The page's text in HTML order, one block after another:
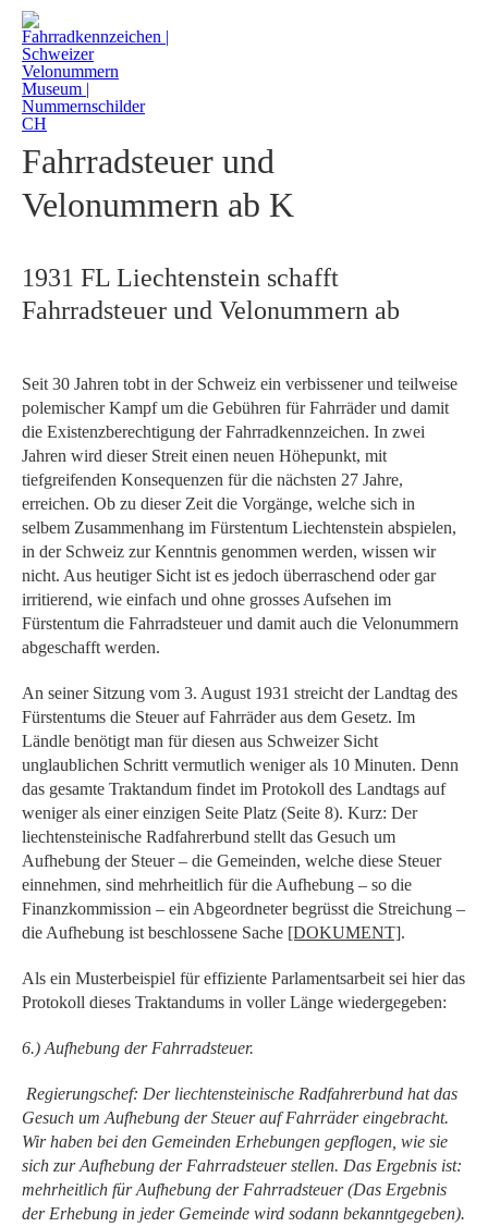
1931 FL Liechtenstein schafft
Fahrradsteuer und
Velonummern ab K
1931 FL Liechtenstein schafft
Fahrradsteuer und Velonummern ab
Seit 30 Jahren tobt in der Schweiz ein verbissener und teilweise
polemischer Kampf um die Gebühren für Fahrräder und damit
die Existenzberechtigung der Fahrradkennzeichen. In zwei
Jahren wird dieser Streit einen neuen Höhepunkt, mit
tiefgreifenden Konsequenzen für die nächsten 27 Jahre,
erreichen. Ob zu dieser Zeit die Vorgänge, welche sich in
selbem Zusammenhang im Fürstentum Liechtenstein abspielen,
in der Schweiz zur Kenntnis genommen werden, wissen wir
nicht. Aus heutiger Sicht ist es jedoch überraschend oder gar
irritierend, wie einfach und ohne grosses Aufsehen im
Fürstentum die Fahrradsteuer und damit auch die Velonummern
abgeschafft werden.
An seiner Sitzung vom 3. August 1931 streicht der Landtag des
Fürstentums die Steuer auf Fahrräder aus dem Gesetz. Im
Ländle benötigt man für diesen aus Schweizer Sicht
unglaublichen Schritt vermutlich weniger als 10 Minuten. Denn
das gesamte Traktandum findet im Protokoll des Landtags auf
weniger als einer einzigen Seite Platz (Seite 8). Kurz: Der
liechtensteinische Radfahrerbund stellt das Gesuch um
Aufhebung der Steuer – die Gemeinden, welche diese Steuer
einnehmen, sind mehrheitlich für die Aufhebung – so die
Finanzkommission – ein Abgeordneter begrüsst die Streichung –
die Aufhebung ist beschlossene Sache [DOKUMENT].
Als ein Musterbeispiel für effiziente Parlamentsarbeit sei hier das
Protokoll dieses Traktandums in voller Länge wiedergegeben:
6.) Aufhebung der Fahrradsteuer.
Regierungschef: Der liechtensteinische Radfahrerbund hat das
Gesuch um Aufhebung der Steuer auf Fahrräder eingebracht.
Wir haben bei den Gemeinden Erhebungen gepflogen, wie sie
sich zur Aufhebung der Fahrradsteuer stellen. Das Ergebnis ist:
mehrheitlich für Aufhebung der Fahrradsteuer (Das Ergebnis
der Erhebung in jeder Gemeinde wird sodann bekanntgegeben).